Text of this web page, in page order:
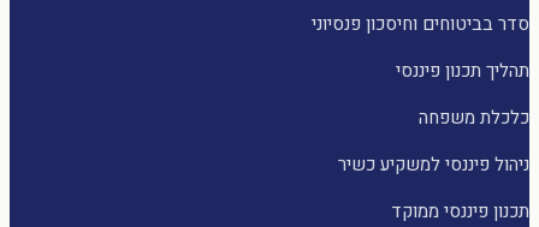
סדר בביטוחים וחיסכון פנסיוני
תהליך תכנון פיננסי
כלכלת משפחה
ניהול פיננסי למשקיע כשיר
תכנון פיננסי ממוקד